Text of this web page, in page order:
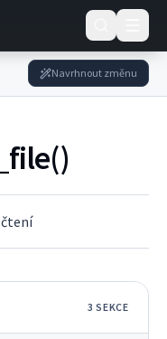
Navrhnout změnu
3 SEKCE